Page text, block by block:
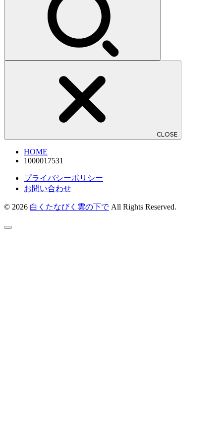
CLOSE
HOME
1000017531
プライバシーポリシー
お問い合わせ
© 2026 白くたなびく雲の下でAll Rights Reserved.